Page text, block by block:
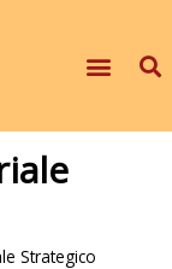
Strategico